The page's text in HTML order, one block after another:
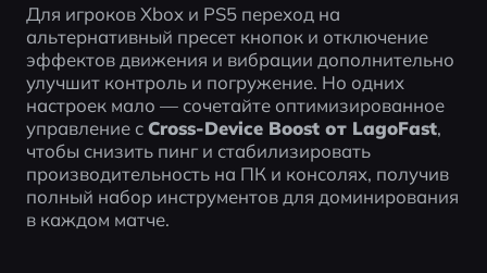
Для игроков Xbox и PS5 переход на
альтернативный пресет кнопок и отключение
эффектов движения и вибрации дополнительно
улучшит контроль и погружение. Но одних
настроек мало — сочетайте оптимизированное
управление с Cross-Device Boost от LagoFast,
чтобы снизить пинг и стабилизировать
производительность на ПК и консолях, получив
полный набор инструментов для доминирования
в каждом матче.